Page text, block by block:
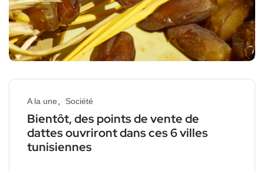
A la une Société
Bientôt, des points de vente de
dattes ouvriront dans ces 6 villes
tunisiennes